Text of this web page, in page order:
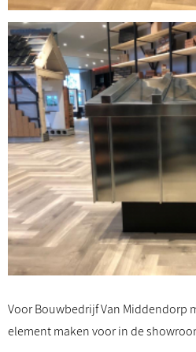
Voor Bouwbedrijf Van Middendorp
element maken voor in de